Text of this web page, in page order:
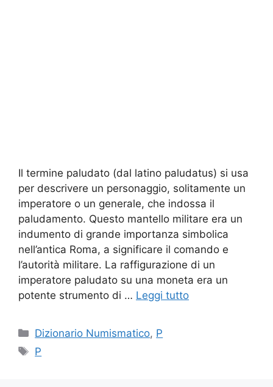
Il termine paludato (dal latino paludatus) si usa
per descrivere un personaggio, solitamente un
imperatore o un generale, che indossa il
paludamento. Questo mantello militare era un
indumento di grande importanza simbolica
nell’antica Roma, a significare il comando e
l’autorità militare. La raffigurazione di un
imperatore paludato su una moneta era un
potente strumento di … Leggi tutto
Categorie
Dizionario Numismatico, P
Tag
P